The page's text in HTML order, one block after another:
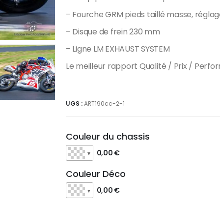
– Fourche GRM pieds taillé masse,
– Disque de frein 230 mm
– Ligne LM EXHAUST SYSTEM
Le meilleur rapport Qualité / Prix /
UGS :ART190cc-2-1
Couleur du chassis
▼ 0,00 €
Couleur Déco
▼ 0,00 €